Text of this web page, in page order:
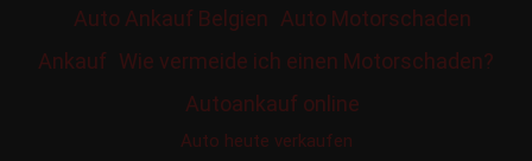
Auto Ankauf Belgien
Auto Motorschaden
Ankauf Wie vermeide ich einen Motorschaden?
Autoankauf online
Auto heute verkaufen